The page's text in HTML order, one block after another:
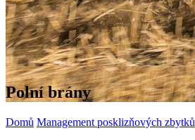
Polní brány
Domů Management posklizňových zbytků